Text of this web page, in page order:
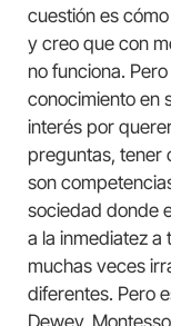
cuestión es
y creo que con
no funciona.
conocimiento en
interés por
preguntas, tener
son
sociedad donde
a la inmediatez
muchas veces
diferentes. Pero
Dewey,